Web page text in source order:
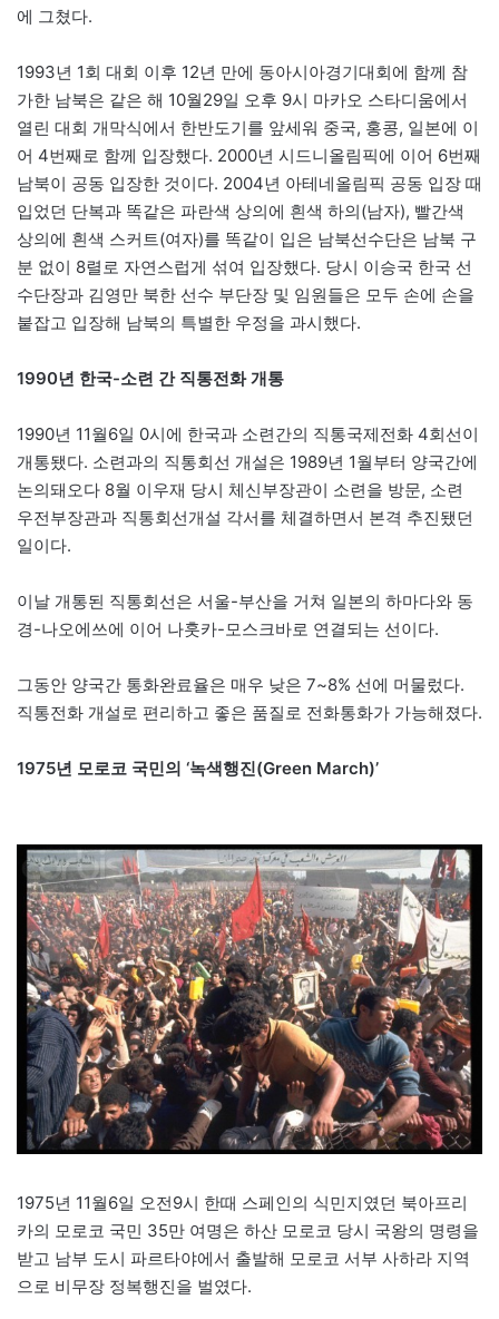
에 그쳤다.
1993년 1회 대회 이후 12년 만에 동아시아경기대회에 함께 참
가한 남북은 같은 해 10월29일 오후 9시 마카오 스타디움에서
열린 대회 개막식에서 한반도기를 앞세워 중국, 홍콩, 일본에 이
어 4번째로 함께 입장했다. 2000년 시드니올림픽에 이어 6번째
남북이 공동 입장한 것이다. 2004년 아테네올림픽 공동 입장 때
입었던 단복과 똑같은 파란색 상의에 흰색 하의(남자), 빨간색
상의에 흰색 스커트(여자)를 똑같이 입은 남북선수단은 남북 구
분 없이 8렬로 자연스럽게 섞여 입장했다. 당시 이승국 한국 선
수단장과 김영만 북한 선수 부단장 및 임원들은 모두 손에 손을
붙잡고 입장해 남북의 특별한 우정을 과시했다.
1990년 한국-소련 간 직통전화 개통
1990년 11월6일 0시에 한국과 소련간의 직통국제전화 4회선이
개통됐다. 소련과의 직통회선 개설은 1989년 1월부터 양국간에
논의돼오다 8월 이우재 당시 체신부장관이 소련을 방문, 소련
우전부장관과 직통회선개설 각서를 체결하면서 본격 추진됐던
일이다.
이날 개통된 직통회선은 서울-부산을 거쳐 일본의 하마다와 동
경-나오에쓰에 이어 나훗카-모스크바로 연결되는 선이다.
그동안 양국간 통화완료율은 매우 낮은 7~8% 선에 머물렀다.
직통전화 개설로 편리하고 좋은 품질로 전화통화가 가능해졌다.
1975년 모로코 국민의 ‘녹색행진(Green March)’
1975년 11월6일 오전9시 한때 스페인의 식민지였던 북아프리
카의 모로코 국민 35만 여명은 하산 모로코 당시 국왕의 명령을
받고 남부 도시 파르타야에서 출발해 모로코 서부 사하라 지역
으로 비무장 정복행진을 벌였다.